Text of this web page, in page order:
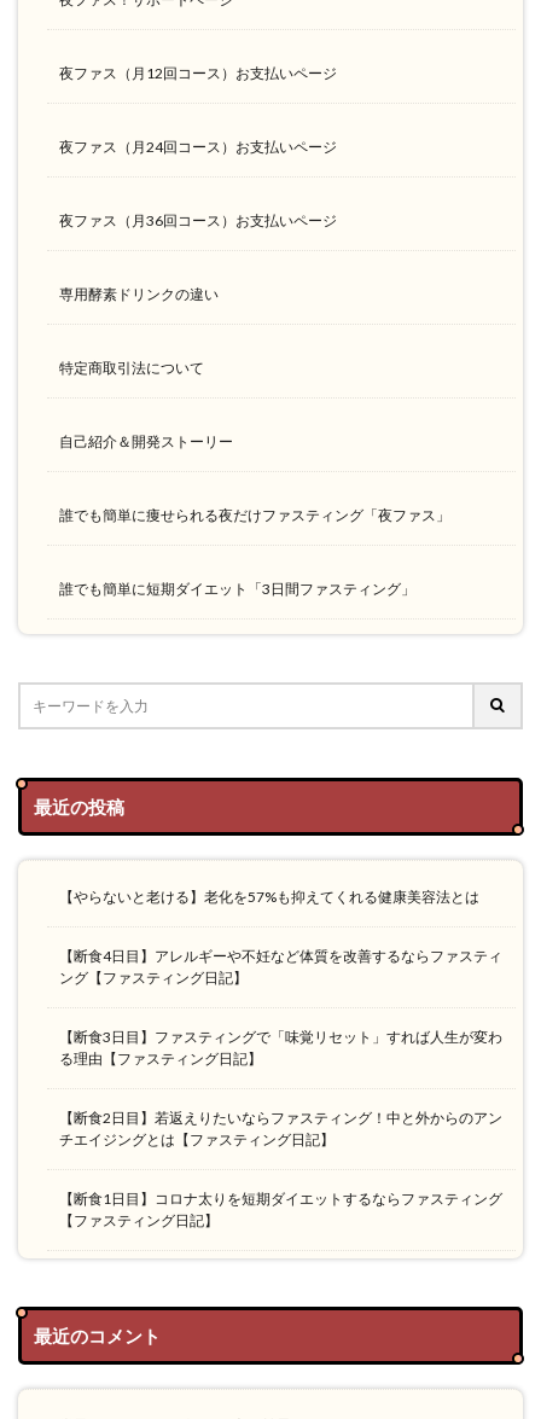
夜ファス（月12回コース）お支払いページ
夜ファス（月24回コース）お支払いページ
夜ファス（月36回コース）お支払いページ
専用酵素ドリンクの違い
特定商取引法について
自己紹介＆開発ストーリー
誰でも簡単に痩せられる夜だけファスティング「夜ファス」
誰でも簡単に短期ダイエット「3日間ファスティング」
最近の投稿
【やらないと老ける】老化を57%も抑えてくれる健康美容法とは
【断食4日目】アレルギーや不妊など体質を改善するならファスティ
ング【ファスティング日記】
【断食3日目】ファスティングで「味覚リセット」すれば人生が変わ
る理由【ファスティング日記】
【断食2日目】若返えりたいならファスティング！中と外からのアン
チエイジングとは【ファスティング日記】
【断食1日目】コロナ太りを短期ダイエットするならファスティング
【ファスティング日記】
最近のコメント